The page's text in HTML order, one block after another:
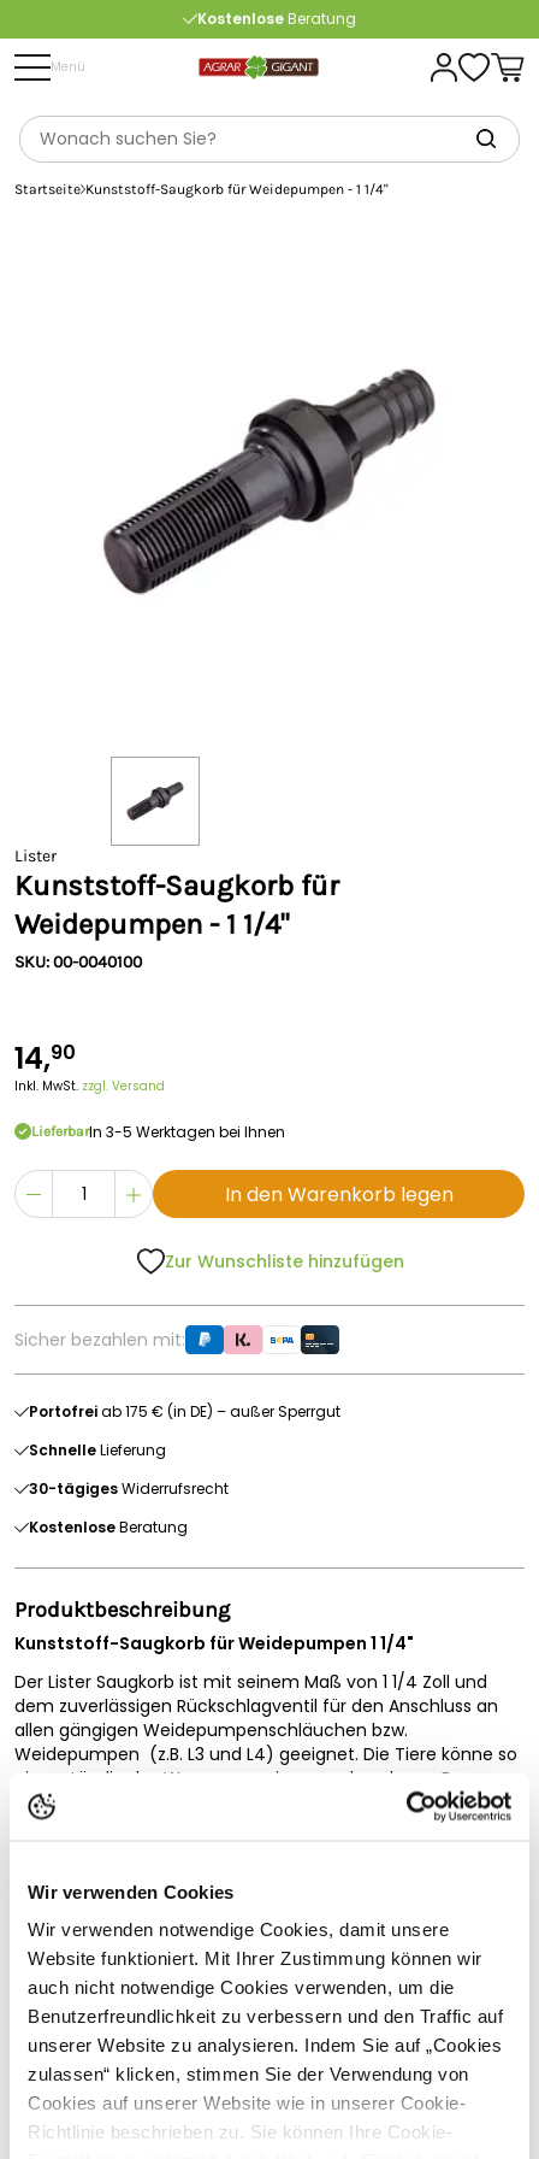
Wir verwenden Cookies
Wir verwenden notwendige Cookies, damit unsere
Website funktioniert. Mit Ihrer Zustimmung können wir
auch nicht notwendige Cookies verwenden, um die
Benutzerfreundlichkeit zu verbessern und den Traffic auf
unserer Website zu analysieren. Indem Sie auf „Cookies
zulassen“ klicken, stimmen Sie der Verwendung von
Cookies auf unserer Website wie in unserer Cookie-
Richtlinie beschrieben zu. Sie können Ihre Cookie-
KostenloseBeratung
ab 175 € (in DE) – außer Sperrgut
Menü
Startseite Kunststoff-Saugkorb für Weidepumpen - 1 1/4"
Lister
Kunststoff-Saugkorb für
Weidepumpen - 1 1/4"
SKU: 00-0040100
14,90
Inkl. MwSt. zzgl. Versand
LieferbarIn 3-5 Werktagen bei Ihnen
In den Warenkorb legen
Zur Wunschliste hinzufügen
Sicher bezahlen mit:
Portofreiab 175 € (in DE) – außer Sperrgut
SchnelleLieferung
30-tägigesWiderrufsrecht
KostenloseBeratung
Produktbeschreibung
Kunststoff-Saugkorb für Weidepumpen 1 1/4"
Der Lister Saugkorb ist mit seinem Maß von 1 1/4 Zoll und
dem zuverlässigen Rückschlagventil für den Anschluss an
allen gängigen Weidepumpenschläuchen bzw.
Weidepumpen (z.B. L3 und L4) geeignet. Die Tiere könne so
eigenständig das Wasser aus einem vorhandenen Brunnen
oder Oberflächengewässer fördern.
Mit zuverlässigem Rückschlagventil
Schlauchanschluss: 1 1/4" (Zoll)
Für alle Weidepumpen geeignet
Material: stabiler Kunststoff
Farbe: Schwarz
Anwendungsbereiche:
Zum Anschluss an Weidepumpenschläuchen
Für alle gängigen Weidepumpen geeignet
Vollständige Beschreibung lesen
Kundenbewertungen
Passende Produkte